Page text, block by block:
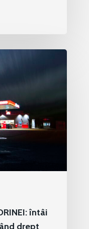
întâi
drept